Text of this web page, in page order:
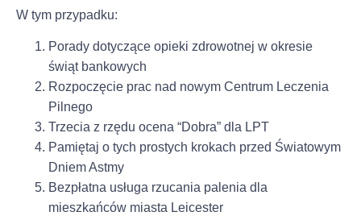
W tym przypadku:
Porady dotyczące opieki zdrowotnej w okresie
świąt bankowych
Rozpoczęcie prac nad nowym Centrum Leczenia
Pilnego
Trzecia z rzędu ocena “Dobra” dla LPT
Pamiętaj o tych prostych krokach przed Światowym
Dniem Astmy
Bezpłatna usługa rzucania palenia dla
mieszkańców miasta Leicester